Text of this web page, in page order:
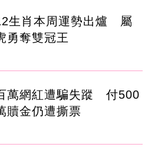
生肖本周運勢出爐 屬
勇奪雙冠王
萬網紅遭騙失蹤 付500
贖金仍遭撕票